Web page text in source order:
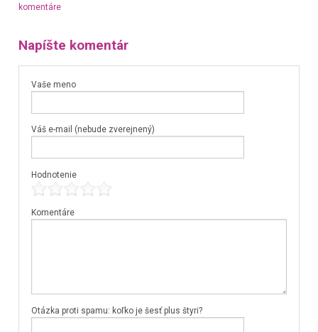
komentáre
Napíšte komentár
Vaše meno
Váš e-mail (nebude zverejnený)
Hodnotenie
Komentáre
Otázka proti spamu: koľko je šesť plus štyri?